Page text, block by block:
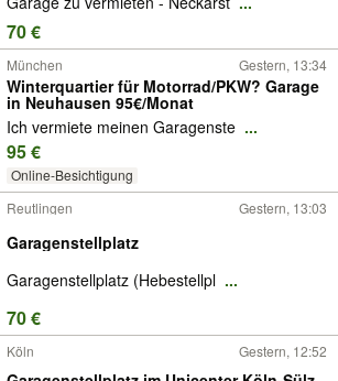
70 €
München Gestern, 13:34
Winterquartier für Motorrad/PKW? Garage
in Neuhausen 95€/Monat
Ich vermiete meinen Garagenste ...
95 €
Online-Besichtigung
Reutlingen
Gestern, 13:03
Garagenstellplatz
Garagenstellplatz (Hebestellpl ...
70 €
Köln Gestern, 12:52